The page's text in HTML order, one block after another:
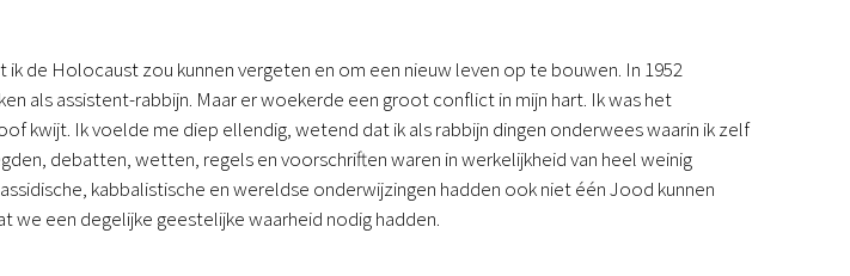
de Holocaust zou kunnen vergeten en om een nieuw leven op te bouwen. In 1952
als assistent-rabbijn. Maar er woekerde een groot conflict in mijn hart. Ik was het
kwijt. Ik voelde me diep ellendig, wetend dat ik als rabbijn dingen onderwees waarin ik zelf
debatten, wetten, regels en voorschriften waren in werkelijkheid van heel weinig
kabbalistische en wereldse onderwijzingen hadden ook niet één Jood kunnen
we een degelijke geestelijke waarheid nodig hadden.